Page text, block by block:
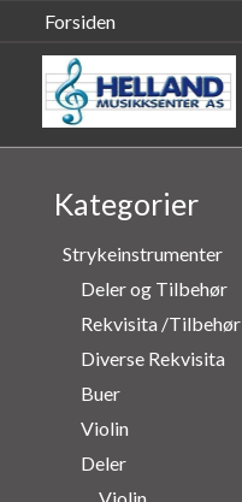
Forsiden
Kategorier
Strykeinstrumenter
Deler og Tilbehør
Rekvisita /Tilbehør
Diverse Rekvisita
Buer
Violin
Deler